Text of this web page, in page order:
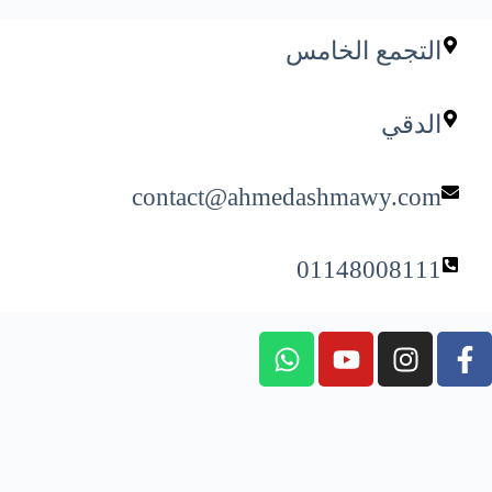
التجمع الخامس
الدقي
contact@ahmedashmawy.com
01148008111